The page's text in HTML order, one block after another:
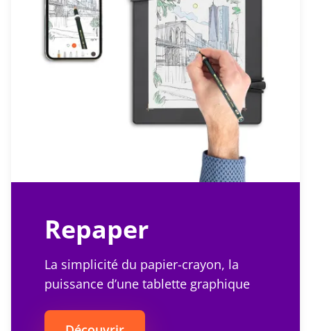
Repaper
La simplicité du papier-crayon, la
puissance d’une tablette graphique